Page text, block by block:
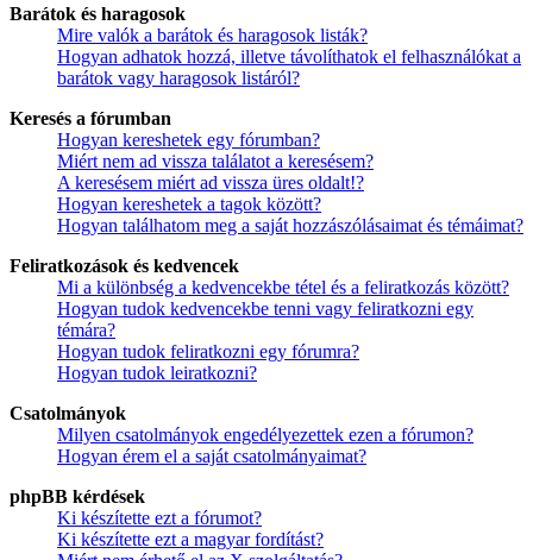
Barátok és haragosok
Mire valók a barátok és haragosok listák?
Hogyan adhatok hozzá, illetve távolíthatok el felhasználókat a
barátok vagy haragosok listáról?
Keresés a fórumban
Hogyan kereshetek egy fórumban?
Miért nem ad vissza találatot a keresésem?
A keresésem miért ad vissza üres oldalt!?
Hogyan kereshetek a tagok között?
Hogyan találhatom meg a saját hozzászólásaimat és témáimat?
Feliratkozások és kedvencek
Mi a különbség a kedvencekbe tétel és a feliratkozás között?
Hogyan tudok kedvencekbe tenni vagy feliratkozni egy
témára?
Hogyan tudok feliratkozni egy fórumra?
Hogyan tudok leiratkozni?
Csatolmányok
Milyen csatolmányok engedélyezettek ezen a fórumon?
Hogyan érem el a saját csatolmányaimat?
phpBB kérdések
Ki készítette ezt a fórumot?
Ki készítette ezt a magyar fordítást?